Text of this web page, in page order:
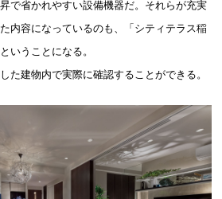
で省かれやすい設備機器だ。それらが充実
内容になっているのも、「シティテラス稲
いうことになる。
た建物内で実際に確認することができる。